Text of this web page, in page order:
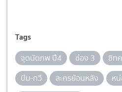
Tags
จุดนัดภพ ปี4 ช่อง 3 ซิท
บีม-กวี
ละครย้อนหลัง ห